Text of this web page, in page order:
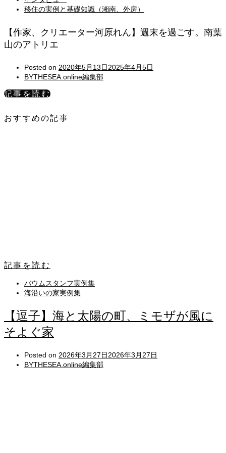
移住の実例と基礎知識（湘南、外房）
【作家、クリエーター河原れん】週末を過ごす。南葉
山のアトリエ
Posted on 2020年5月13日2025年4月5日
BYTHESEA.online編集部
記事を読む
おすすめの記事
記事を読む
バウムスタンフ実例集
海沿いの家実例集
【逗子】海と太陽の町、ミモザが風に
そよぐ家
Posted on 2026年3月27日2026年3月27日
BYTHESEA.online編集部